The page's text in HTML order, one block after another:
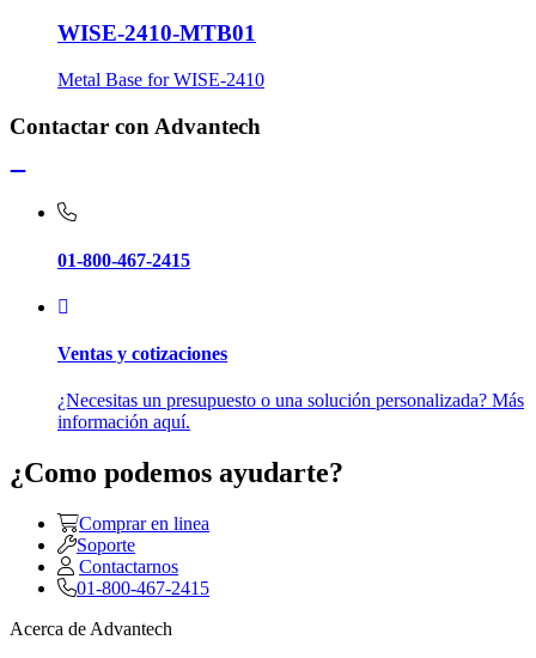
WISE-2410-MTB01
Metal Base for WISE-2410
Contactar con Advantech
01-800-467-2415
Ventas y cotizaciones
¿Necesitas un presupuesto o una solución personalizada? Más
información aquí.
¿Como podemos ayudarte?
Comprar en linea
Soporte
Contactarnos
01-800-467-2415
Acerca de Advantech